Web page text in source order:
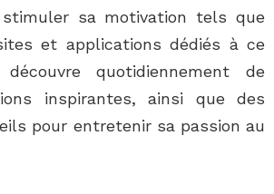
sa motivation tels que
et applications dédiés à ce
quotidiennement de
inspirantes, ainsi que des
pour entretenir sa passion au